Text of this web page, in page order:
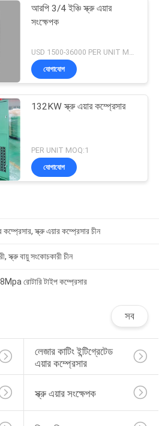
আরপি 3/4 ইঞ্চি স্ক্রু এয়ার
সংক্ষেপক
USD 1500-36000 PER UNIT MOQ:1
যোগাযোগ
132KW স্ক্রু এয়ার কম্প্রেসার
PER UNIT MOQ:1
যোগাযোগ
স্ক্রু এয়ার কম্প্রেসার চীন
স্ক্রু বায়ু সংকোচকারী চীন
রোটারি টাইপ কম্প্রেসার
সব
লেজার কাটিং ইন্টিগ্রেটেড
এয়ার কম্প্রেসার
স্ক্রু এয়ার সংক্ষেপক